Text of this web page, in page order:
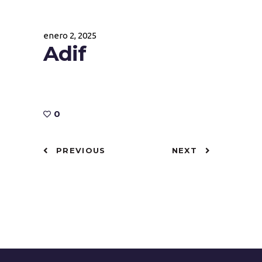
enero 2, 2025
Adif
0
PREVIOUS NEXT